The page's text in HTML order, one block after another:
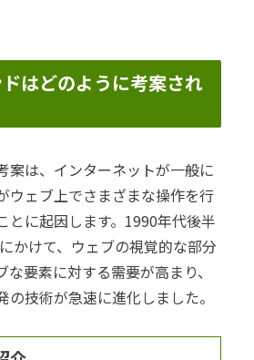
はどのように考案され
案は、インターネットが一般に
ウェブ上でさまざまな操作を行
とに起因します。1990年代後半
かけて、ウェブの視覚的な部分
要素に対する需要が高まり、
の技術が急速に進化しました。